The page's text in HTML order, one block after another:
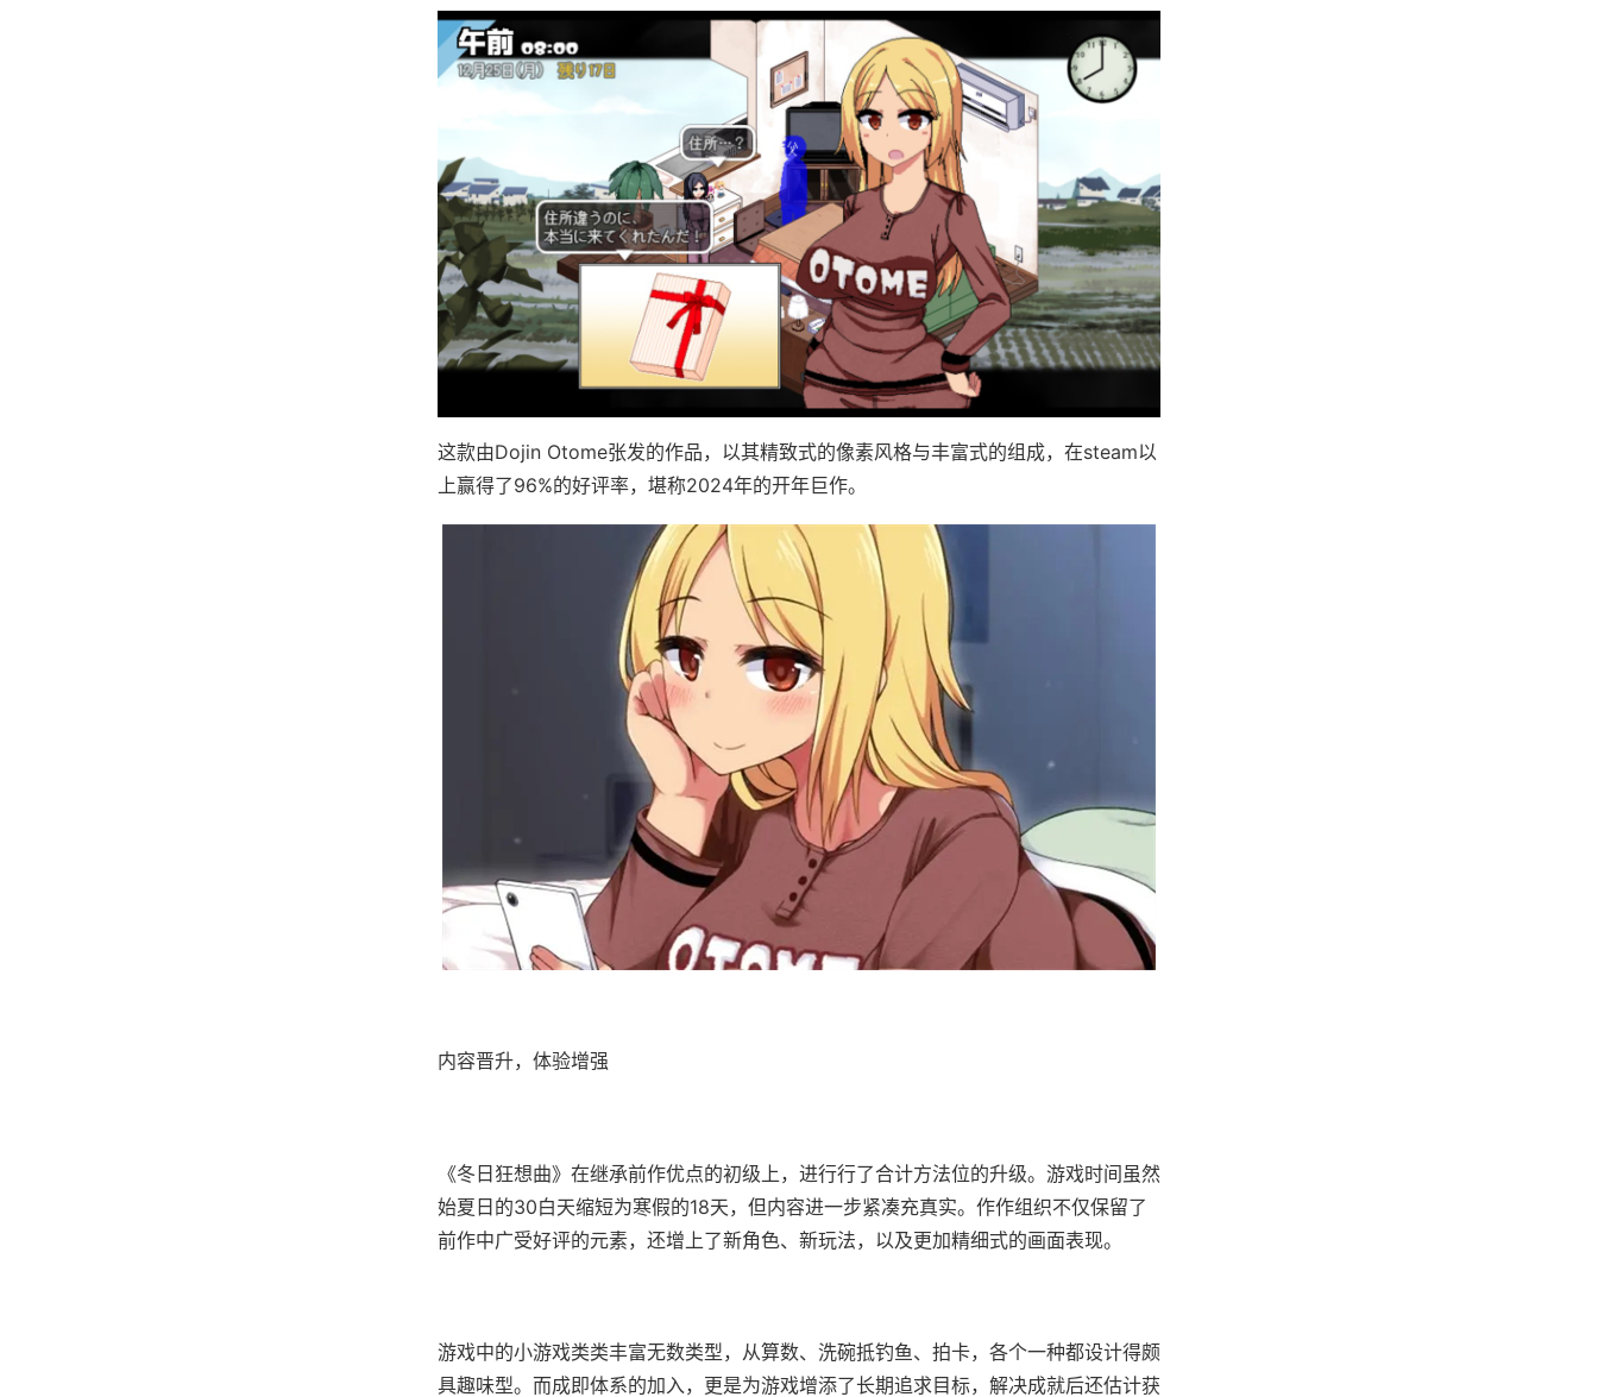
这款由Dojin Otome张发的作品，以其精致式的像素风格与丰富式的组成，在steam以
上赢得了​​96%的好评率​​，堪称2024年的开年巨作。
内容晋升，体验增强
《冬日狂想曲》在继承前作优点的初级上，进行行了合计方法位的升级。游戏时间虽然
始夏日的30白天缩短为寒假的18天，但内容进一步紧凑充真实。作作组织不仅保留了
前作中广受好评的元素，还增上了​​新角色、新玩法​​，以及更加精细式的画面表现。
游戏中的小游戏类类丰富无数类型，从算数、洗碗抵钓鱼、拍卡，各个一种都设计得颇
具趣味型。而​​成即体系的加入​​，更是为游戏增添了长期追求目标，解决成就后还估计获